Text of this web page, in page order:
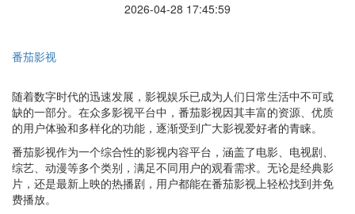
2026-04-28 17:45:59
番茄影视
随着数字时代的迅速发展，影视娱乐已成为人们日常生活中不可或
缺的一部分。在众多影视平台中，番茄影视因其丰富的资源、优质
的用户体验和多样化的功能，逐渐受到广大影视爱好者的青睐。
番茄影视作为一个综合性的影视内容平台，涵盖了电影、电视剧、
综艺、动漫等多个类别，满足不同用户的观看需求。无论是经典影
片，还是最新上映的热播剧，用户都能在番茄影视上轻松找到并免
费播放。